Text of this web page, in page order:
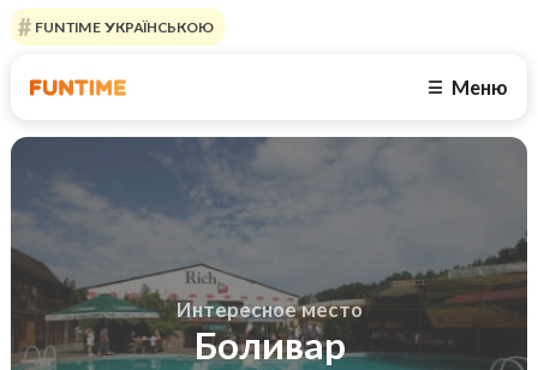
FUNTIME УКРАЇНСЬКОЮ
☰ Меню
Интересное место
Боливар